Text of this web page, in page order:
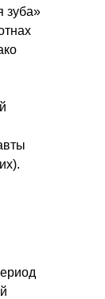
зуба»